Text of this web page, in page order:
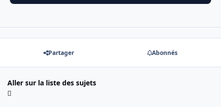
Partager Abonnés
Aller sur la liste des sujets